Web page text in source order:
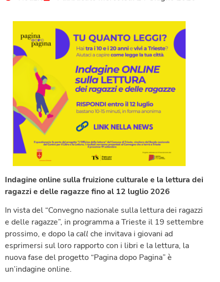
Indagine online sulla fruizione culturale e la lettura dei
ragazzi e delle ragazze fino al 12 luglio 2026
In vista del “Convegno nazionale sulla lettura dei ragazzi
e delle ragazze”, in programma a Trieste il 19 settembre
prossimo, e dopo lacall che invitava i giovani ad
esprimersi sul loro rapporto con i libri e la lettura, la
nuova fase del progetto “Pagina dopo Pagina” è
un’indagine online.